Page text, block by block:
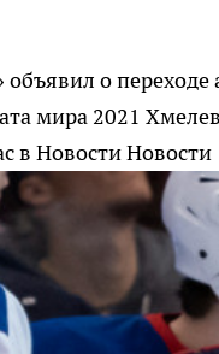
объявил о
мира 2021
в Новости Новости